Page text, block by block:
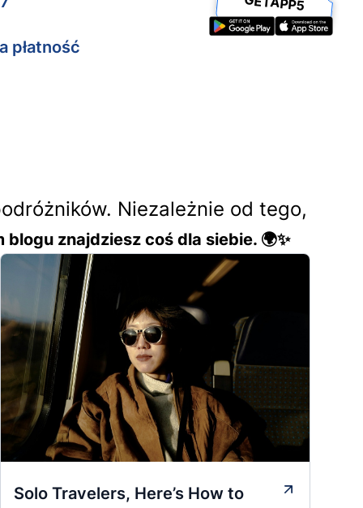
płatność
Niezależnie od tego,
blogu znajdziesz coś dla siebie. 🌍✨
Solo Travelers, Here’s How to